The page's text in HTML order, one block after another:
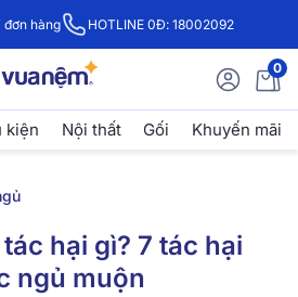
hàng HOTLINE 0Đ: 18002092
0
kiện Nội thất Gối Khuyến mãi
hại gì? 7 tác hại
ngủ muộn